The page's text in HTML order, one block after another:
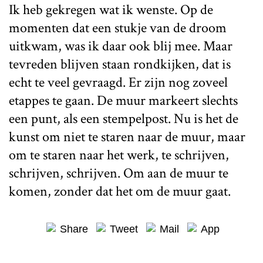
Ik heb gekregen wat ik wenste. Op de
momenten dat een stukje van de droom
uitkwam, was ik daar ook blij mee. Maar
tevreden blijven staan rondkijken, dat is
echt te veel gevraagd. Er zijn nog zoveel
etappes te gaan. De muur markeert slechts
een punt, als een stempelpost. Nu is het de
kunst om niet te staren naar de muur, maar
om te staren naar het werk, te schrijven,
schrijven, schrijven. Om aan de muur te
komen, zonder dat het om de muur gaat.
Share Tweet Mail App